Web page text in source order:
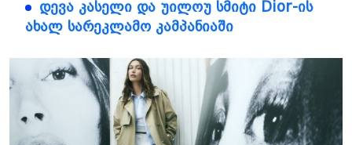
დევა კასელი და უილოუ სმიტი Dior-ის
ახალ სარეკლამო კამპანიაში